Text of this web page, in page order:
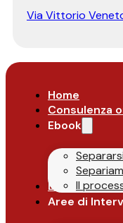
Via Vittorio
Home
Consulenza
Ebook
Il
Lo Studio
Aree di